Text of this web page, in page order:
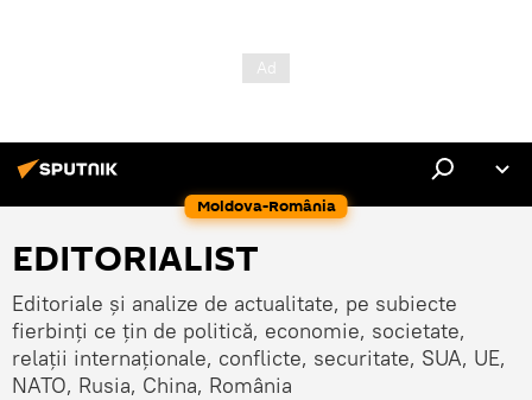
Moldova-România
EDITORIALIST
Editoriale și analize de actualitate, pe subiecte
fierbinți ce țin de politică, economie, societate,
relații internaționale, conflicte, securitate, SUA, UE,
NATO, Rusia, China, România